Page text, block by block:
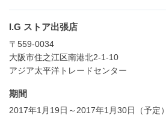
I.G ストア出張店
〒559-0034
大阪市住之江区南港北2-1-10
アジア太平洋トレードセンター
期間
2017年1月19日～2017年1月30日（予定）